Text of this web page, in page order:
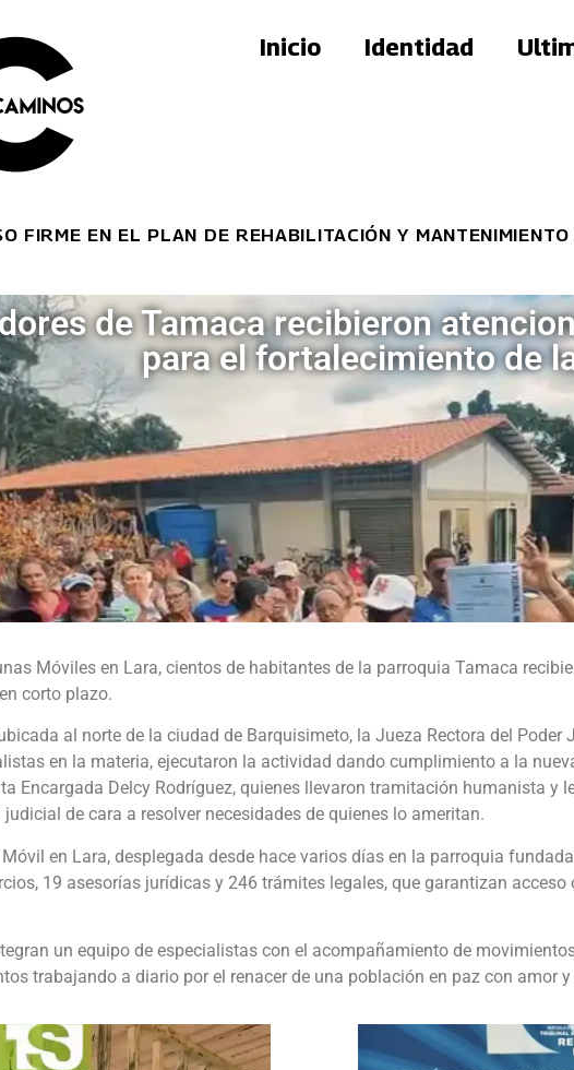
Inicio Identidad
EN EL PLAN DE REHABILITACIÓN Y MANTENIMIENTO DE
de Tamaca recibieron
para el fortalecimiento de
Móviles en Lara, cientos de habitantes de la parroquia Tamaca
corto plazo.
al norte de la ciudad de Barquisimeto, la Jueza Rectora del
en la materia, ejecutaron la actividad dando cumplimiento a la
Encargada Delcy Rodríguez, quienes llevaron tramitación humanista y
de cara a resolver necesidades de quienes lo ameritan.
en Lara, desplegada desde hace varios días en la parroquia
19 asesorías jurídicas y 246 trámites legales, que garantizan
un equipo de especialistas con el acompañamiento de
trabajando a diario por el renacer de una población en paz con amor